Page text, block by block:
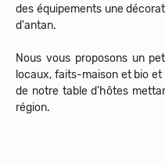
des équipements une
d'antan.
Nous vous proposons un
locaux, faits-maison et bio
de notre table d’hôtes
région.